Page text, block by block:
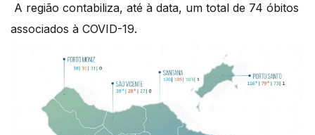
A região contabiliza, até à data, um total de 74 óbitos
associados à COVID-19.